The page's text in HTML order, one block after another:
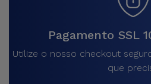
Pagamento SSL
Utilize o nosso checkout
que